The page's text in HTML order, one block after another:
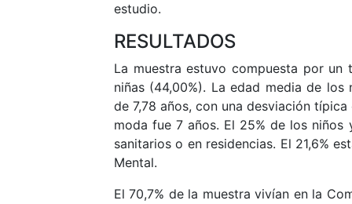
estudio.
RESULTADOS
La muestra estuvo compuesta por un
niñas (44,00%). La edad media de
de 7,78 años, con una desviación
moda fue 7 años. El 25% de los
sanitarios o en residencias. El 21,6%
Mental.
El 70,7% de la muestra vivían en la